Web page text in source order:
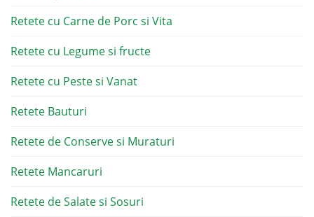
Retete cu Carne de Porc si Vita
Retete cu Legume si fructe
Retete cu Peste si Vanat
Retete Bauturi
Retete de Conserve si Muraturi
Retete Mancaruri
Retete de Salate si Sosuri